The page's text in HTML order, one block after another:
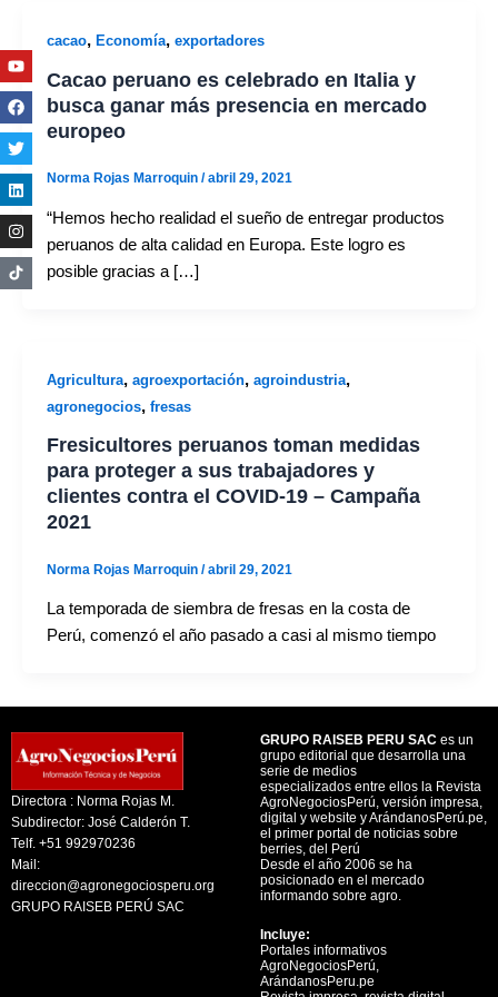
cacao, Economía, exportadores
Cacao peruano es celebrado en Italia y
busca ganar más presencia en mercado
europeo
Norma Rojas Marroquin /abril 29, 2021
“Hemos hecho realidad el sueño de entregar productos
peruanos de alta calidad en Europa. Este logro es
posible gracias a […]
Agricultura, agroexportación, agroindustria,
agronegocios, fresas
Fresicultores peruanos toman medidas
para proteger a sus trabajadores y
clientes contra el COVID-19 – Campaña
2021
Norma Rojas Marroquin /abril 29, 2021
La temporada de siembra de fresas en la costa de
Perú, comenzó el año pasado a casi al mismo tiempo
Directora : Norma Rojas M.
Subdirector: José Calderón T.
Telf. +51 992970236
Mail:
direccion@agronegociosperu.org
GRUPO RAISEB PERÚ SAC
GRUPO RAISEB PERU SAC es un
grupo editorial que desarrolla una
serie de medios
especializados entre ellos la Revista
AgroNegociosPerú, versión impresa,
digital y website y ArándanosPerú.pe,
el primer portal de noticias sobre
berries, del Perú
Desde el año 2006 se ha
posicionado en el mercado
informando sobre agro.
Incluye:
Portales informativos
AgroNegociosPerú,
ArándanosPeru.pe
Youtube
Facebook
Twitter
Linkedin
Instagram